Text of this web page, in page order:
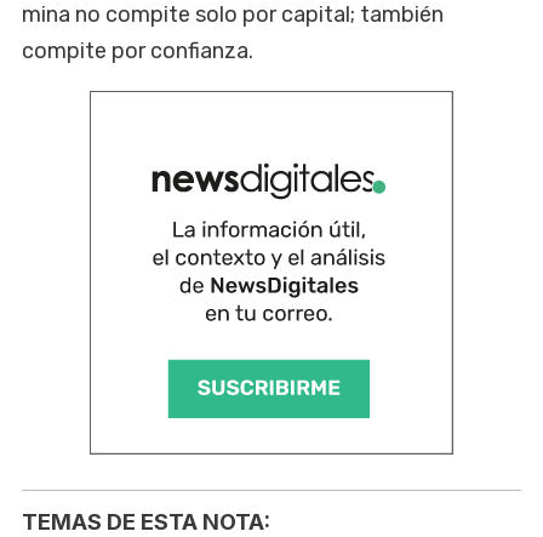
mina no compite solo por capital; también
compite por confianza.
TEMAS DE ESTA NOTA: